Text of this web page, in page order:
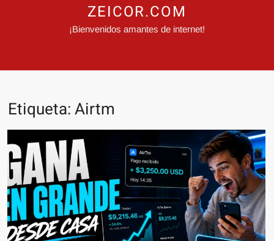
ZEICOR.COM
¡Bienvenidos amantes de internet!
Etiqueta:Airtm